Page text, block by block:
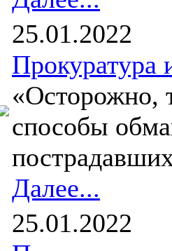
25.01.2022
Прокуратура
«Осторожно,
способы
Далее...
25.01.2022